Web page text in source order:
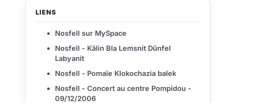
LIENS
Nosfell sur MySpace
Nosfell - Kälin Bla Lemsnit Dünfel
Labyanit
Nosfell - Pomaïe Klokochazia balek
Nosfell - Concert au centre Pompidou -
09/12/2006